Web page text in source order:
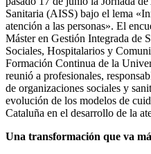
Sanitaria (AISS) bajo el lema
atención a las personas». El
Máster en Gestión Integrada de
Sociales, Hospitalarios y
Formación Continua de la
reunió a profesionales,
de organizaciones sociales y
evolución de los modelos de
Cataluña en el desarrollo de la
Una transformación que va